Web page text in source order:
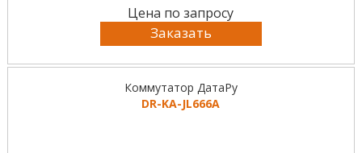
Цена по запросу
Заказать
Коммутатор ДатаРу
DR-KА-JL666A